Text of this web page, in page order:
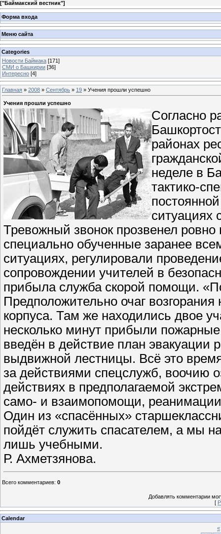
["Баймакский вестник"]
Форма входа
Меню сайта
Categories
Новости Баймака [171]
СМИ о Башкирии [36]
Интересно [4]
Главная » 2008 » Сентябрь » 19 » Учения прошли успешно
Учения прошли успешно
Согласно
районах
неделе в
тактико-
ситуациях
Тревожный звонок прозвенел
специально обученные заранее
ситуациях, регулировали
сопровождении учителей в
прибыла служба скорой помощи.
Предположительно очаг
корпуса. Там же находились двое
несколько минут прибыли
введён в действие план эвакуации
выдвижной лестницы. Всё это
за действиями спецслужб, воочию
действиях в предполагаемой
само- и взаимопомощи,
Один из «спасённых»
пойдёт служить спасателем, а мы
лишь учебными.
Р. Ахметзянова.
Всего комментариев: 0
Добавлять комментарии
[
Calendar
«